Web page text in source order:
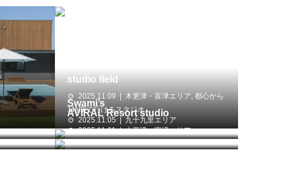
studio field
2025.11.09 木更津・富津エリア, 都心から
1時間で行けるスタジオ
Swami’s
2025.11.05 九十九里エリア
AVIRAL Resort studio
2025.11.01 木更津・富津エリア